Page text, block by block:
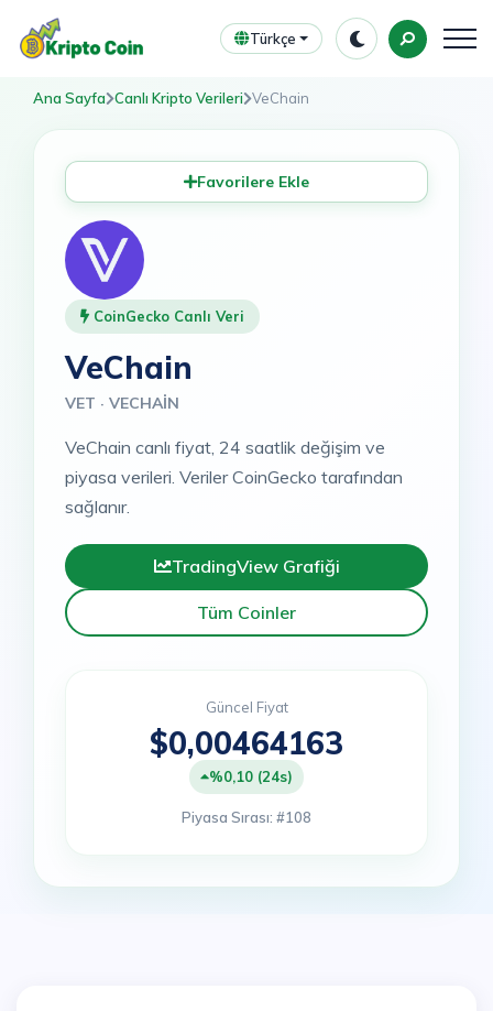
Türkçe
Ana Sayfa Canlı Kripto Verileri VeChain
Favorilere Ekle
CoinGecko Canlı Veri
VeChain
VET · VECHAIN
VeChain canlı fiyat, 24 saatlik değişim ve
piyasa verileri. Veriler CoinGecko tarafından
sağlanır.
TradingView Grafiği
Tüm Coinler
Güncel Fiyat
$0,00464163
%0,10 (24s)
Piyasa Sırası: #108